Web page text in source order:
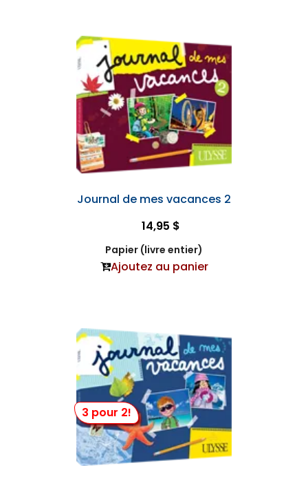
Journal de mes vacances 2
14,95 $
Papier (livre entier)
Ajoutez au panier
3 pour 2!